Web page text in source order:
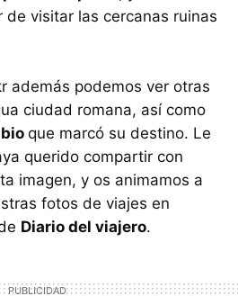
visitar las cercanas ruinas
además podemos ver otras
ciudad romana, así como
que marcó su destino. Le
querido compartir con
imagen, y os animamos a
fotos de viajes en
Diario del viajero.